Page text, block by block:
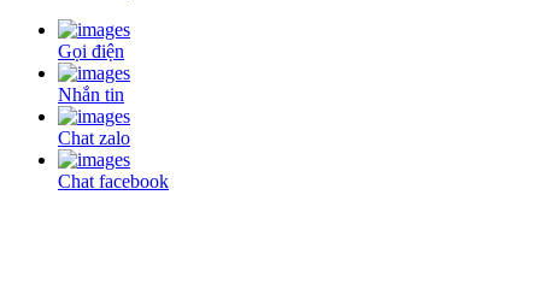
Gọi điện
Nhắn tin
Chat zalo
Chat facebook